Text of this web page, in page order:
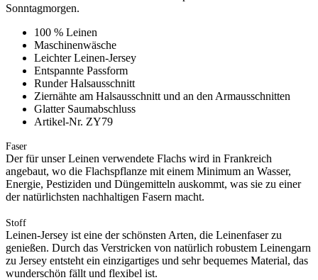
Sonntagmorgen.
100 % Leinen
Maschinenwäsche
Leichter Leinen-Jersey
Entspannte Passform
Runder Halsausschnitt
Ziernähte am Halsausschnitt und an den Armausschnitten
Glatter Saumabschluss
Artikel-Nr. ZY79
Faser
Der für unser Leinen verwendete Flachs wird in Frankreich
angebaut, wo die Flachspflanze mit einem Minimum an Wasser,
Energie, Pestiziden und Düngemitteln auskommt, was sie zu einer
der natürlichsten nachhaltigen Fasern macht.
Stoff
Leinen-Jersey ist eine der schönsten Arten, die Leinenfaser zu
genießen. Durch das Verstricken von natürlich robustem Leinengarn
zu Jersey entsteht ein einzigartiges und sehr bequemes Material, das
wunderschön fällt und flexibel ist.